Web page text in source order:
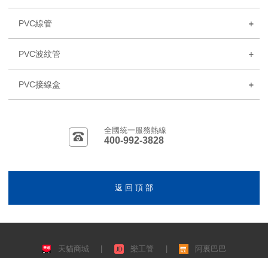
PVC線管
PVC波紋管
PVC接線盒
全國統一服務熱線
400-992-3828
返 回 頂 部
天貓商城 樂工管 阿裏巴巴